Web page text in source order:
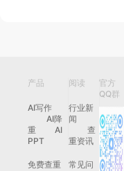
产品
AI写作
AI降
重
AI
PPT
免费查重
阅读
行业新
闻
查
重资讯
常见问
官方
QQ群